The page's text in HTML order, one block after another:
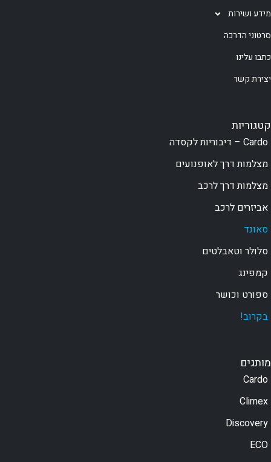
מידע ושירות
סרטוני הדרכה
כתבו עלינו
יצירת קשר
קטגוריות
Cardo – דיבוריות לקסדה
מצלמות דרך לאופנועים
מצלמות דרך לרכב
אביזרים לרכב
סאונד
סלולר וטאבלטים
קמפינג
ספורט וכושר
בקרוב!
מותגים
Cardo
Climex
Discovery
ECO